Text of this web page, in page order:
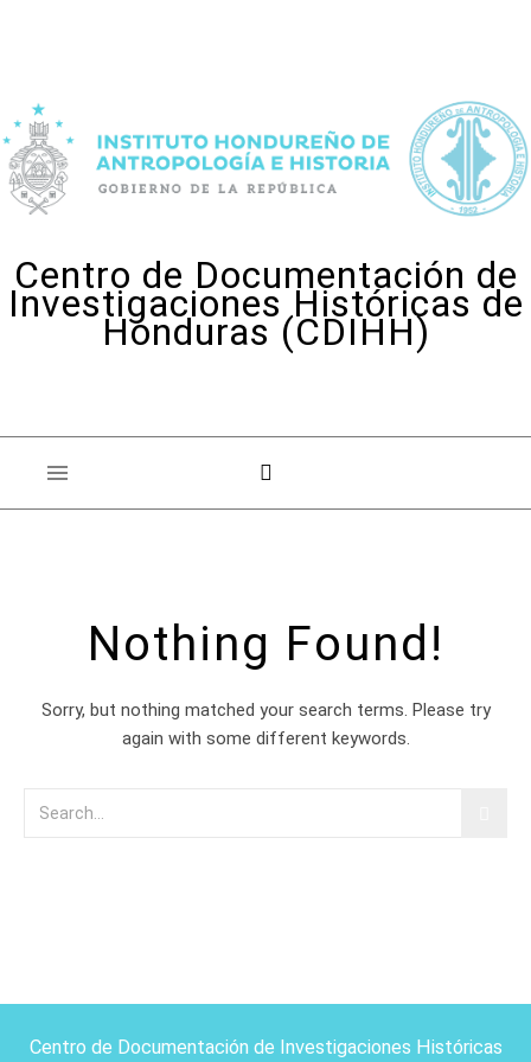
Centro de Documentación de
Investigaciones Históricas de
Honduras (CDIHH)
Nothing Found!
Sorry, but nothing matched your search terms. Please try
again with some different keywords.
Centro de Documentación de Investigaciones Históricas